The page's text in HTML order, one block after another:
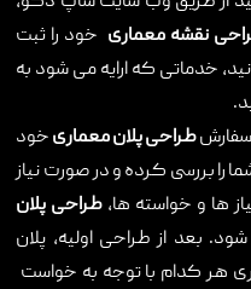
نقشه معماری خود را ثبت
خدماتی که ارایه می شود به
سفارشطراحی پلان معماریخود
را بررسی کرده و در صورت نیاز
ها و خواسته ها، طراحی پلان
بعد از طراحی اولیه، پلان
هر کدام با توجه به خواست